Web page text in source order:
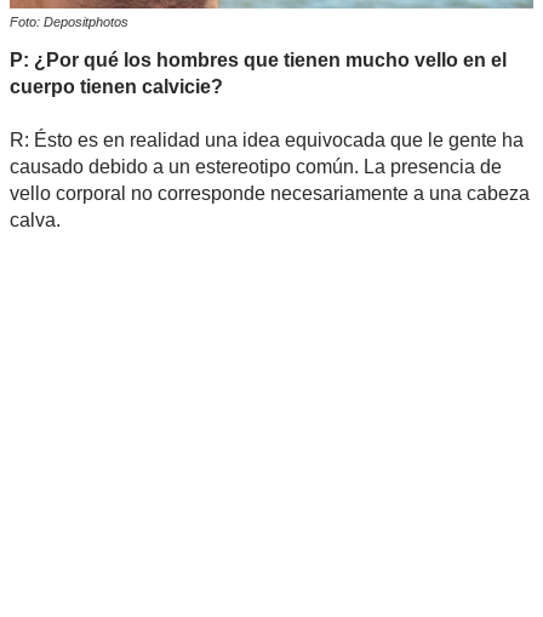
Foto: Depositphotos
P: ¿Por qué los hombres que tienen mucho vello en el
cuerpo tienen calvicie?
R: Ésto es en realidad una idea equivocada que le gente ha
causado debido a un estereotipo común. La presencia de
vello corporal no corresponde necesariamente a una cabeza
calva.